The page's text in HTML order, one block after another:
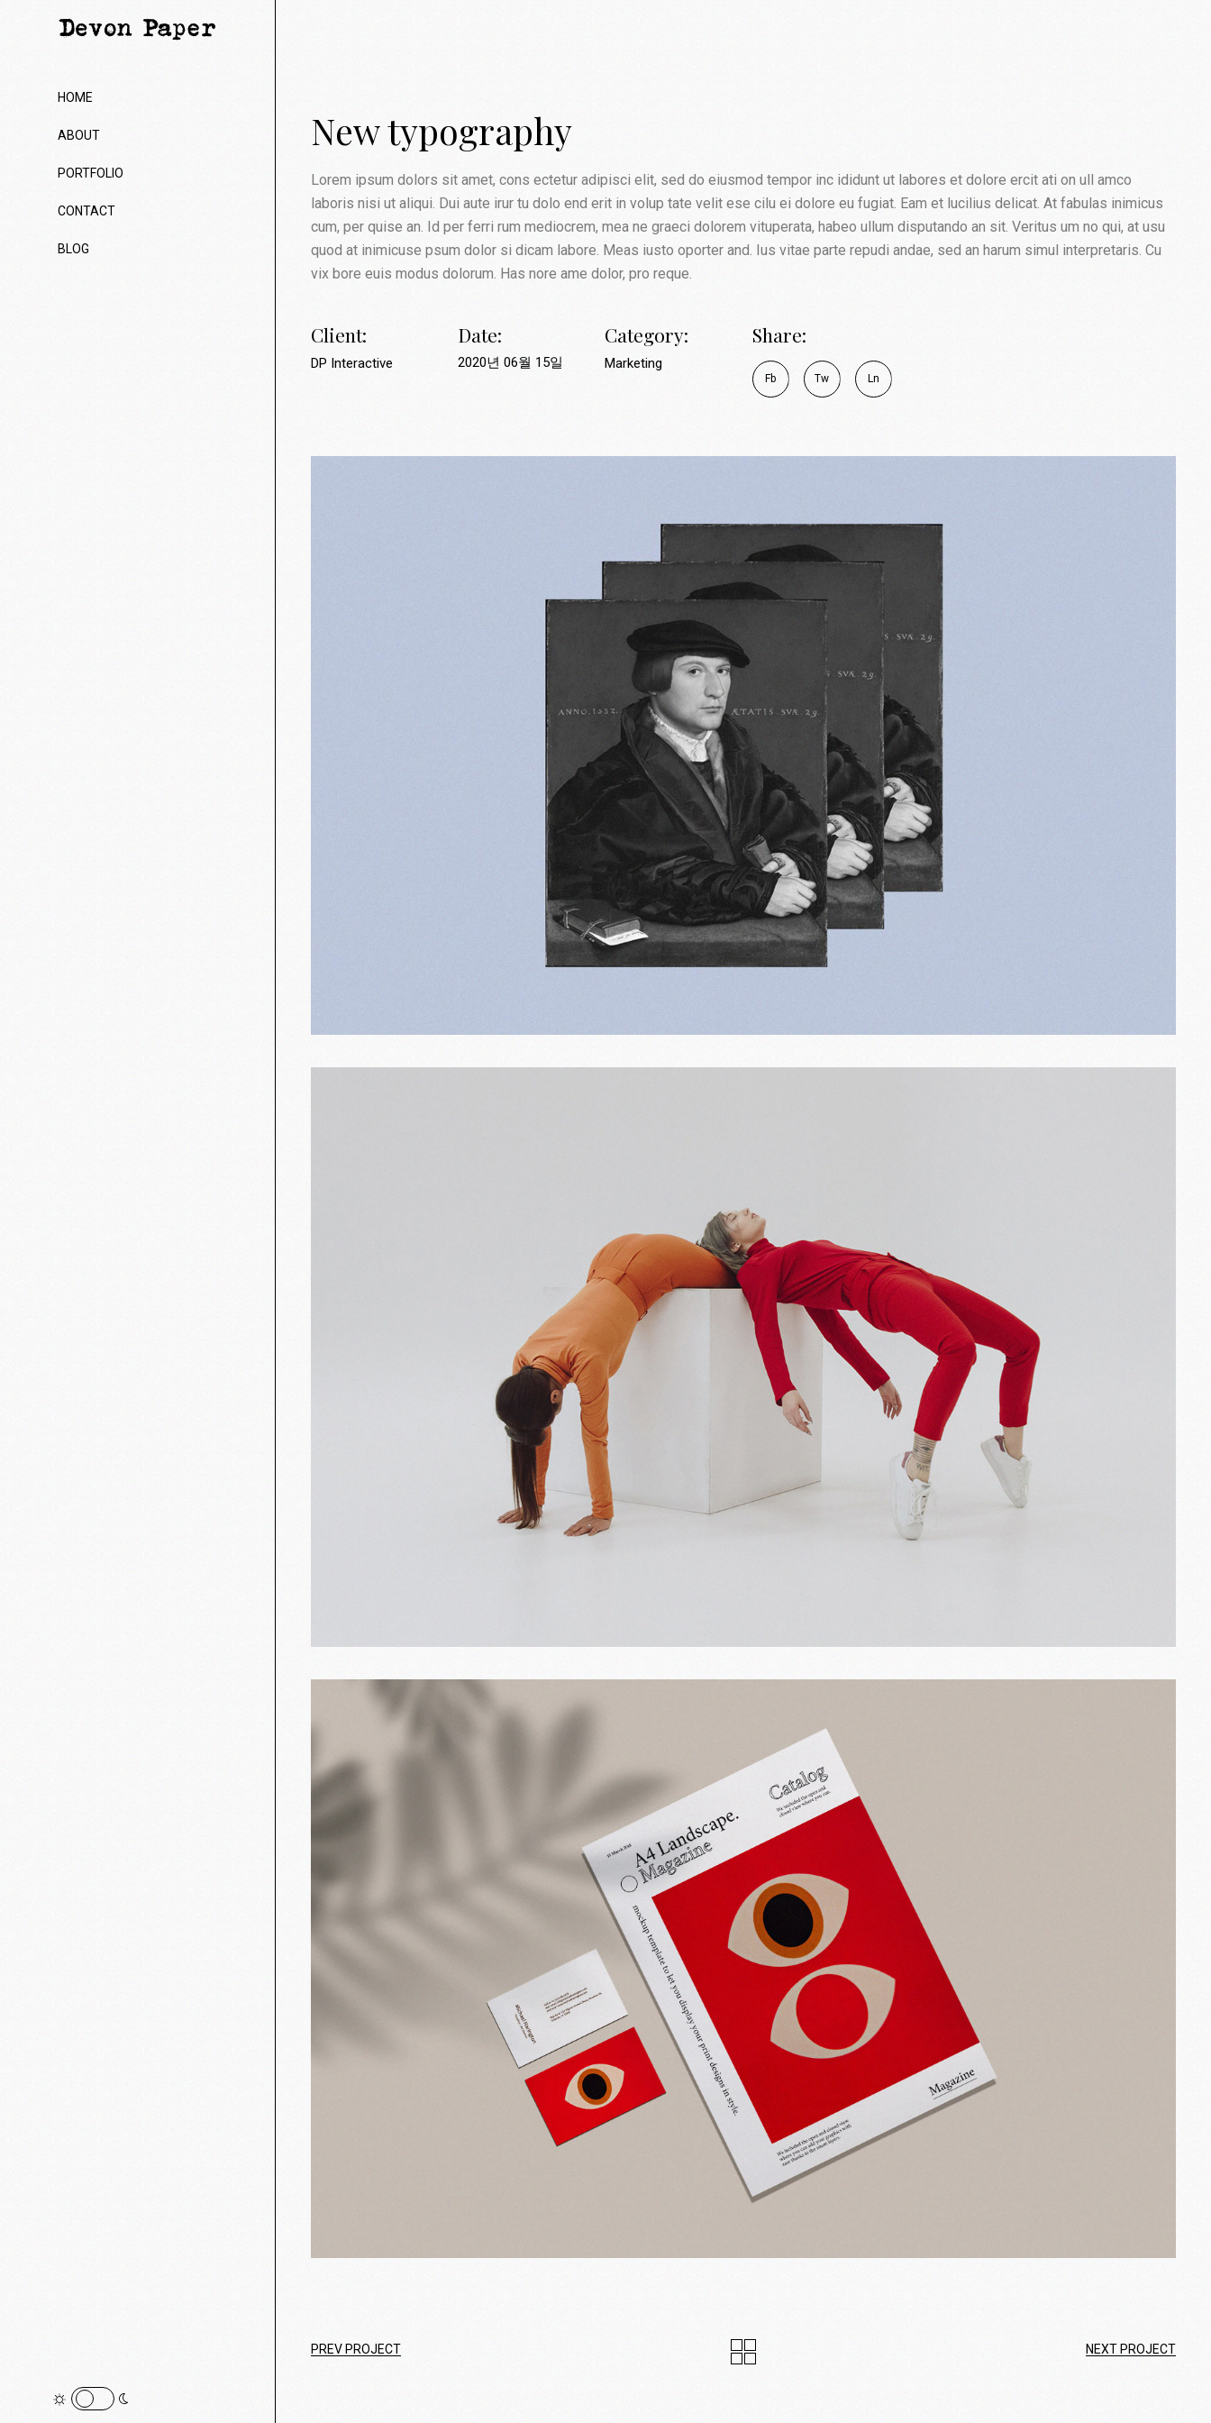
HOME
ABOUT
PORTFOLIO
CONTACT
BLOG
New typography
Lorem ipsum dolors sit amet, cons ectetur adipisci elit, sed do eiusmod tempor inc ididunt ut labores et dolore ercit ati on ull amco
laboris nisi ut aliqui. Dui aute irur tu dolo end erit in volup tate velit ese cilu ei dolore eu fugiat. Eam et lucilius delicat. At fabulas inimicus
cum, per quise an. Id per ferri rum mediocrem, mea ne graeci dolorem vituperata, habeo ullum disputando an sit. Veritus um no qui, at usu
quod at inimicuse psum dolor si dicam labore. Meas iusto oporter and. Ius vitae parte repudi andae, sed an harum simul interpretaris. Cu
vix bore euis modus dolorum. Has nore ame dolor, pro reque.
Client:
DP Interactive
Date:
2020년 06월 15일
Category:
Marketing
Share:
Fb Tw Ln
PREV PROJECT NEXT PROJECT